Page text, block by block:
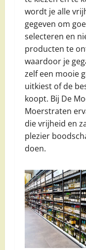
wordt je alle
gegeven om
selecteren en
producten te
waardoor je
zelf een mooie
uitkiest of de
koopt. Bij De
Moerstraten
die vrijheid en
plezier
doen.